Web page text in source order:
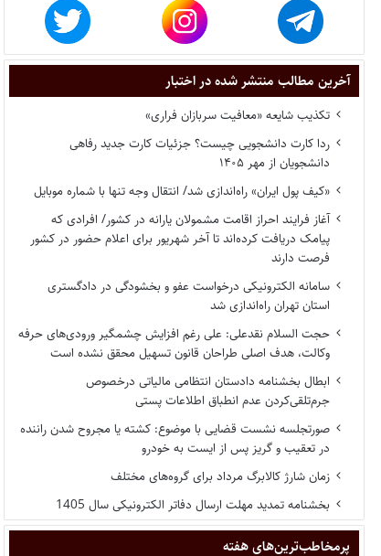
آخرین مطالب منتشر شده در اختبار
تکذیب شایعه «معافیت سربازان فراری»
ردا کارت دانشجویی چیست؟ جزئیات کارت جدید رفاهی
دانشجویان از مهر ۱۴۰۵
«کیف پول ایران» راه‌اندازی شد/ انتقال وجه تنها با شماره موبایل
آغاز فرایند احراز اقامت مشمولان یارانه در کشور/ افرادی که
پیامک دریافت کرده‌اند تا آخر شهریور برای اعلام حضور در کشور
فرصت دارند
سامانه الکترونیکی درخواست عفو و بخشودگی در دادگستری
استان تهران راه‌اندازی شد
حجت السلام نقدعلی: علی رغم افزایش چشمگیر ورودی‌های حرفه
وکالت، هدف اصلی طراحان قانون تسهیل محقق نشده است
ابطال بخشنامه دادستان انتظامی مالیاتی درخصوص
جرم‌تلقی‌کردن عدم انطباق اطلاعات پستی
صورتجلسه نشست قضایی با موضوع: کشته یا مجروح شدن راننده
در تعقیب و گریز پس از ایست به خودرو
زمان شارژ کالابرگ مرداد برای گروه‌های مختلف
بخشنامه تمدید مهلت ارسال دفاتر الکترونیکی سال 1405
پر‌مخاطب‌ترین‌های هفته